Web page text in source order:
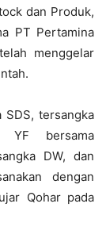
dan Produk,
PT Pertamina
menggelar
SDS, tersangka
YF bersama
DW, dan
dengan
Qohar pada